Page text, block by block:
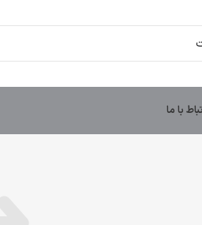
با ما